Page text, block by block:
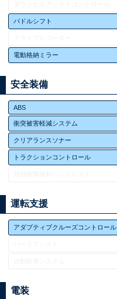
パドルシフト
電動格納ミラー
安全装備
ABS
衝突被害軽減システム
クリアランスソナー
トラクションコントロール
運転支援
アダプティブクルーズコントロール
電装